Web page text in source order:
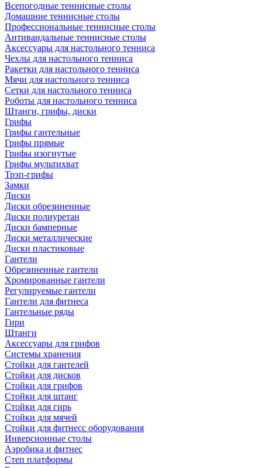
Всепогодные теннисные столы
Домашние теннисные столы
Профессиональные теннисные столы
Антивандальные теннисные столы
Аксессуары для настольного тенниса
Чехлы для настольного тенниса
Ракетки для настольного тенниса
Мячи для настольного тенниса
Сетки для настольного тенниса
Роботы для настольного тенниса
Штанги, грифы, диски
Грифы
Грифы гантельные
Грифы прямые
Грифы изогнутые
Грифы мультихват
Трэп-грифы
Замки
Диски
Диски обрезиненные
Диски полиуретан
Диски бамперные
Диски металлические
Диски пластиковые
Гантели
Обрезиненные гантели
Хромированные гантели
Регулируемые гантели
Гантели для фитнеса
Гантельные ряды
Гири
Штанги
Аксессуары для грифов
Системы хранения
Стойки для гантелей
Стойки для дисков
Стойки для грифов
Стойки для штанг
Стойки для гирь
Стойки для мячей
Стойки для фитнесс оборудования
Инверсионные столы
Аэробика и фитнес
Степ платформы